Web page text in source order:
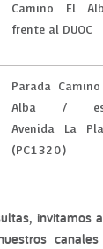
Camino El
frente al DUOC
Parada
Alba /
Avenida La
(PC1320)
invitamos